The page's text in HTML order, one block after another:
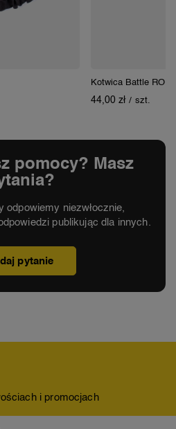
Kotwica Battle
44,00 zł / szt.
pomocy? Masz
odpowiemy niezwłocznie,
publikując dla innych.
pytanie
i promocjach